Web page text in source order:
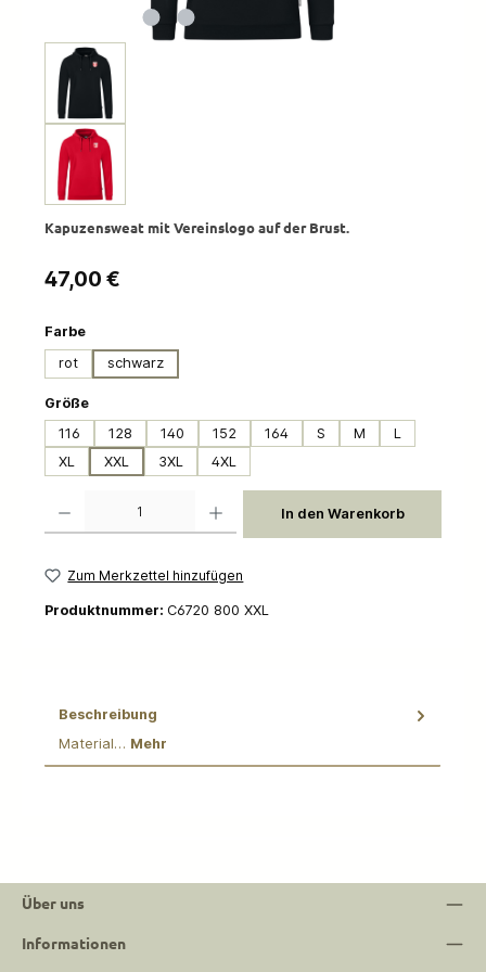
Kapuzensweat mit Vereinslogo auf der Brust.
Regulärer Preis:
47,00 €
Farbeauswählen
rot
schwarz
Größeauswählen
116
128 140 152 164 S M
L
XL
XXL 3XL 4XL
In den Warenkorb
Zum Merkzettel hinzufügen
Produktnummer: C6720 800 XXL
Beschreibung
Material… Mehr
Über uns
Informationen